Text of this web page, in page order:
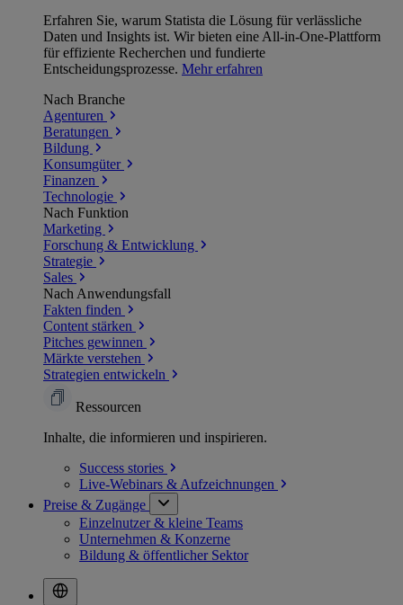
Erfahren Sie, warum Statista die Lösung für verlässliche
Daten und Insights ist. Wir bieten eine All-in-One-Plattform
für effiziente Recherchen und fundierte
Entscheidungsprozesse. Mehr erfahren
Nach Branche
Agenturen
Beratungen
Bildung
Konsumgüter
Finanzen
Technologie
Nach Funktion
Marketing
Forschung & Entwicklung
Strategie
Sales
Nach Anwendungsfall
Fakten finden
Content stärken
Pitches gewinnen
Märkte verstehen
Strategien entwickeln
Ressourcen
Inhalte, die informieren und inspirieren.
Success stories
Live-Webinars & Aufzeichnungen
Preise & Zugänge
Einzelnutzer & kleine Teams
Unternehmen & Konzerne
Bildung & öffentlicher Sektor